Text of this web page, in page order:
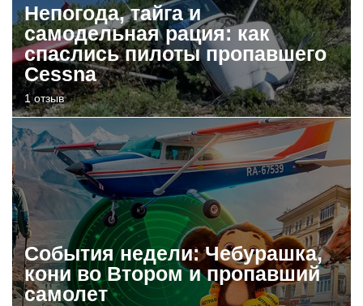
Непогода, тайга и
самодельная рация: как
спаслись пилоты пропавшего
Cessna
1 отзыв
События недели: Чебурашка,
кони во Втором и пропавший
самолет